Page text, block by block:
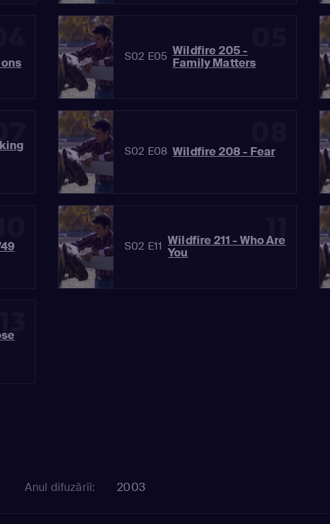
S02 E05 Wildfire 205 -
Family Matters
S02 E08 Wildfire 208 - Fear
11
S02 E11 Wildfire 211 - Who Are
You
Anul difuzării: 2003